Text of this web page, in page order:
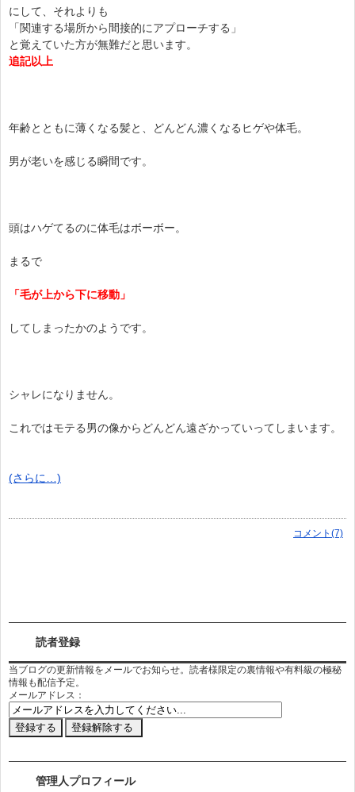
にして、それよりも
「関連する場所から間接的にアプローチする」
と覚えていた方が無難だと思います。
追記以上
年齢とともに薄くなる髪と、どんどん濃くなるヒゲや体毛。
男が老いを感じる瞬間です。
頭はハゲてるのに体毛はボーボー。
まるで
「毛が上から下に移動」
してしまったかのようです。
シャレになりません。
これではモテる男の像からどんどん遠ざかっていってしまいます。
(さらに…)
コメント(7)
読者登録
当ブログの更新情報をメールでお知らせ。読者様限定の裏情報や有料級の極秘
情報も配信予定。
メールアドレス：
管理人プロフィール